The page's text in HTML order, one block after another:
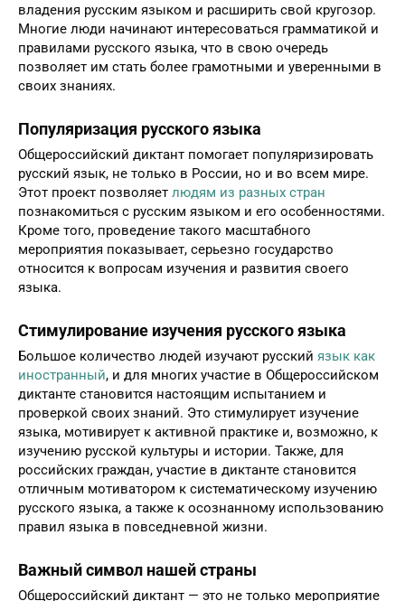
владения русским языком и расширить свой кругозор.
Многие люди начинают интересоваться грамматикой и
правилами русского языка, что в свою очередь
позволяет им стать более грамотными и уверенными в
своих знаниях.
Популяризация русского языка
Общероссийский диктант помогает популяризировать
русский язык, не только в России, но и во всем мире.
Этот проект позволяет людям из разных стран
познакомиться с русским языком и его особенностями.
Кроме того, проведение такого масштабного
мероприятия показывает, серьезно государство
относится к вопросам изучения и развития своего
языка.
Стимулирование изучения русского языка
Большое количество людей изучают русский язык как
иностранный, и для многих участие в Общероссийском
диктанте становится настоящим испытанием и
проверкой своих знаний. Это стимулирует изучение
языка, мотивирует к активной практике и, возможно, к
изучению русской культуры и истории. Также, для
российских граждан, участие в диктанте становится
отличным мотиватором к систематическому изучению
русского языка, а также к осознанному использованию
правил языка в повседневной жизни.
Важный символ нашей страны
Общероссийский диктант — это не только мероприятие